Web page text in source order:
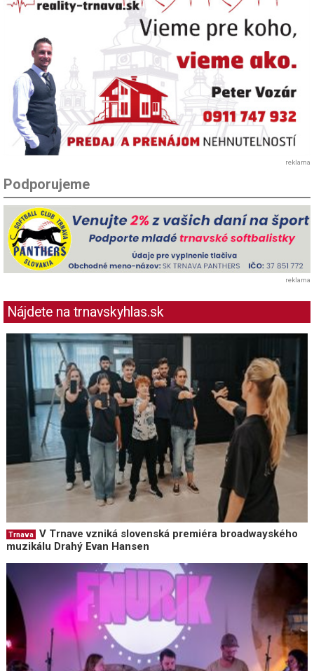
reklama
Podporujeme
reklama
Nájdete na trnavskyhlas.sk
Trnava
V Trnave vzniká slovenská premiéra broadwayského
muzikálu Drahý Evan Hansen